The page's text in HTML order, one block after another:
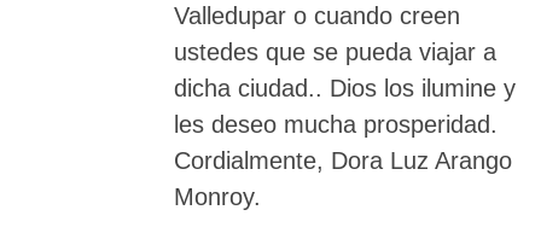
Valledupar o cuando creen
ustedes que se pueda viajar a
dicha ciudad.. Dios los ilumine y
les deseo mucha prosperidad.
Cordialmente, Dora Luz Arango
Monroy.